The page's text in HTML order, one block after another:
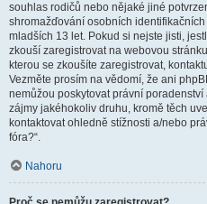
souhlas rodičů nebo nějaké jiné
shromažďování osobních
mladších 13 let. Pokud si nejste jisti,
zkouší zaregistrovat na webovou
kterou se zkoušíte zaregistrovat,
Vezměte prosím na vědomí, že ani
nemůžou poskytovat právní
zájmy jakéhokoliv druhu, kromě těch
kontaktovat ohledně stížnosti a/nebo
fóra?“.
Nahoru